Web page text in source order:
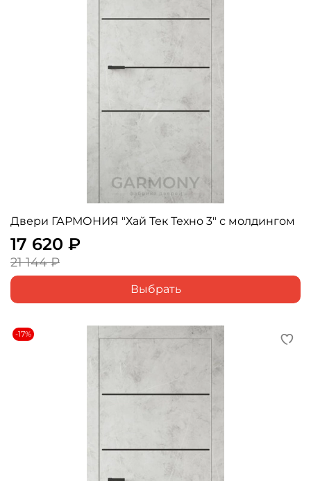
Двери ГАРМОНИЯ "Хай Тек Техно 3" с молдингом
17 620 ₽
21 144 ₽
Выбрать
-17%